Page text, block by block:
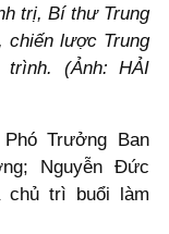
trị, Bí thư Trung
chiến lược Trung
trình. (Ảnh: HẢI
Trưởng Ban
Nguyễn Đức
chủ trì buổi làm